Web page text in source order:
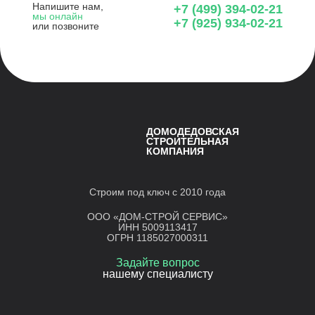
Напишите нам,
мы онлайн
или позвоните
+7 (499) 394-02-21
+7 (925) 934-02-21
ДОМОДЕДОВСКАЯ
СТРОИТЕЛЬНАЯ
КОМПАНИЯ
Строим под ключ с 2010 года
ООО «ДОМ-СТРОЙ СЕРВИС»
ИНН 5009113417
ОГРН 1185027000311
Задайте вопрос
нашему специалисту